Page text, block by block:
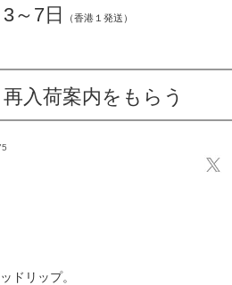
～7日
（香港１発送）
再入荷案内をもらう
ドリップ。